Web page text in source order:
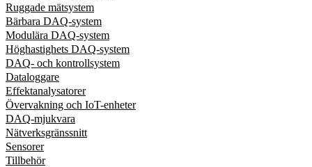
Ruggade mätsystem
Bärbara DAQ-system
Modulära DAQ-system
Höghastighets DAQ-system
DAQ- och kontrollsystem
Dataloggare
Effektanalysatorer
Övervakning och IoT-enheter
DAQ-mjukvara
Nätverksgränssnitt
Sensorer
Tillbehör